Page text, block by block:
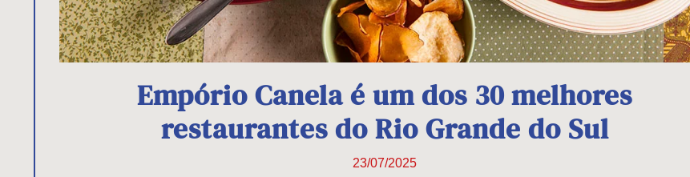
Empório Canela é um dos 30 melhores
restaurantes do Rio Grande do Sul
23/07/2025